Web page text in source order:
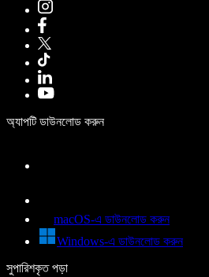
অ্যাপটি ডাউনলোড করুন
macOS-এ ডাউনলোড করুন
Windows-এ ডাউনলোড করুন
সুপারিশকৃত পড়া